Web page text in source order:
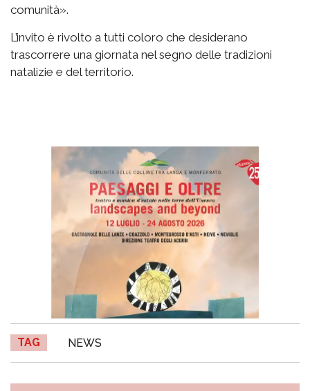
comunità».
L’invito è rivolto a tutti coloro che desiderano
trascorrere una giornata nel segno delle tradizioni
natalizie e del territorio.
TAG NEWS